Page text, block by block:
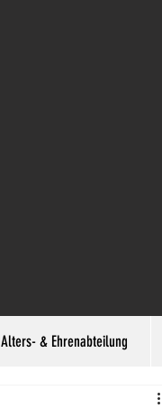
Alters- & Ehrenabteilung